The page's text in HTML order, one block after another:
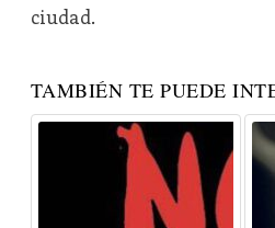
ciudad.
TAMBIÉN TE PUEDE